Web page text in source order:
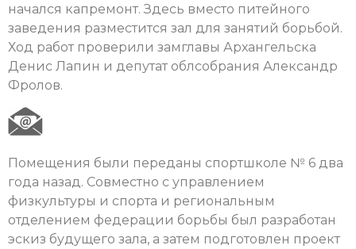
начался капремонт. Здесь вместо питейного
заведения разместится зал для занятий борьбой.
Ход работ проверили замглавы Архангельска
Денис Лапин и депутат облсобрания Александр
Фролов.
Помещения были переданы спортшколе № 6 два
года назад. Совместно с управлением
физкультуры и спорта и региональным
отделением федерации борьбы был разработан
эскиз будущего зала, а затем подготовлен проект